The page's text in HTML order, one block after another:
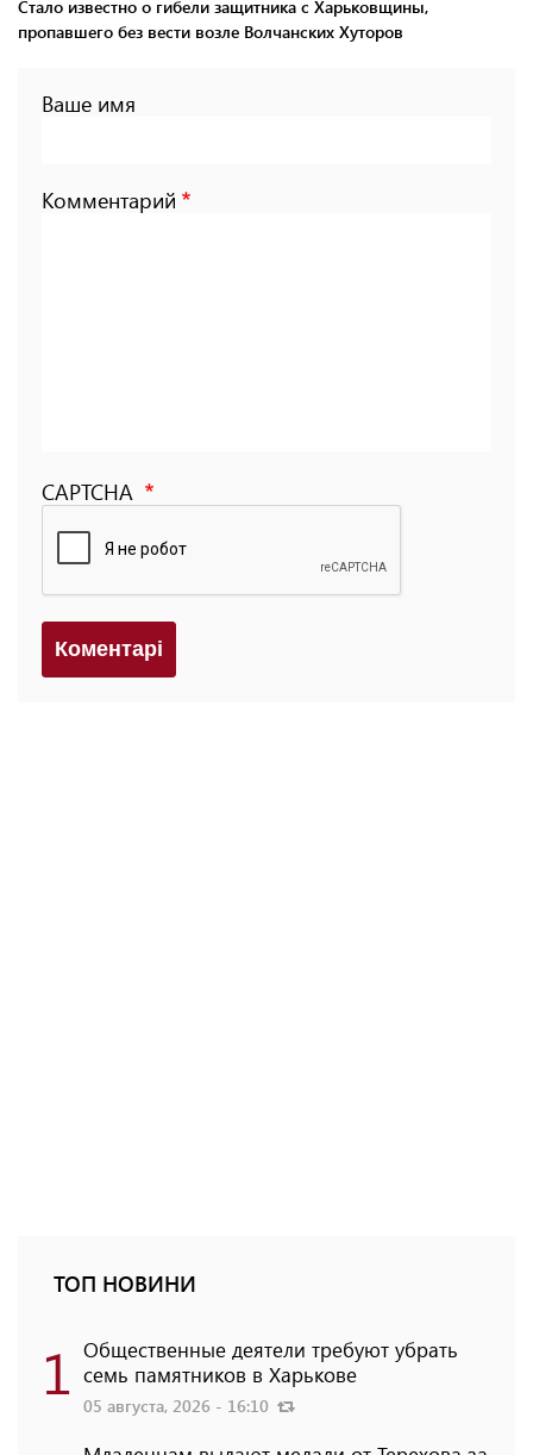
Стало известно о гибели защитника с Харьковщины,
пропавшего без вести возле Волчанских Хуторов
Ваше имя
Комментарий
CAPTCHA
Коментарi
ТОП НОВИНИ
1 Общественные деятели требуют убрать
семь памятников в Харькове
05 августа, 2026 - 16:10